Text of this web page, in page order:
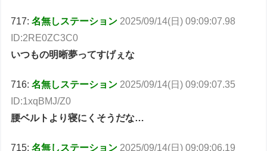
717:名無しステーション 2025/09/14(日) 09:09:07.98
ID:2RE0ZC3C0
いつもの明晰夢ってすげぇな
716:名無しステーション 2025/09/14(日) 09:09:07.35
ID:1xqBMJ/Z0
腰ベルトより寝にくそうだな…
715:名無しステーション 2025/09/14(日) 09:09:06.19